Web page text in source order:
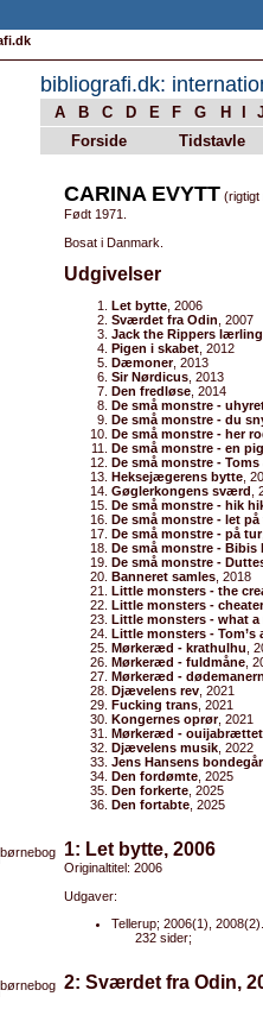
bibliografi.dk:
A B C D E F G H
Forside
Tidstavle
CARINA EVYTT (rigtigt
Født 1971.
Bosat i Danmark.
Udgivelser
Let bytte , 2006
Sværdet fra Odin , 2007
Jack the Rippers lærling
Pigen i skabet , 2012
Dæmoner, 2013
Sir Nørdicus , 2013
Den fredløse , 2014
De små monstre -
De små monstre - du
De små monstre - her
De små monstre - en
De små monstre -
Heksejægerens bytte ,
Gøglerkongens sværd ,
De små monstre - hik
De små monstre - let på
De små monstre - på tur
De små monstre - Bibis
De små monstre -
Banneret samles , 2018
Little monsters - the
Little monsters -
Little monsters - what a
Little monsters - Tom’s
Mørkeræd - krathulhu ,
Mørkeræd - fuldmåne ,
Mørkeræd -
Djævelens rev , 2021
Fucking trans , 2021
Kongernes oprør, 2021
Mørkeræd - ouijabrættet
Djævelens musik , 2022
Jens Hansens
Den fordømte , 2025
Den forkerte , 2025
Den fortabte , 2025
1: Let bytte, 2006
Originaltitel: 2006
Udgaver:
Tellerup; 2006(1), 2008(2).
232 sider;
2: Sværdet fra Odin,